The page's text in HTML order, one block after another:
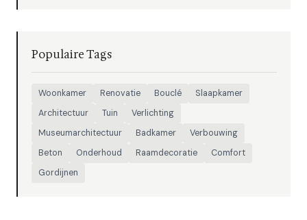
Populaire Tags
Woonkamer Renovatie Bouclé
Slaapkamer
Architectuur
Tuin
Verlichting
Museumarchitectuur
Badkamer
Verbouwing
Beton
Onderhoud Raamdecoratie
Comfort
Gordijnen